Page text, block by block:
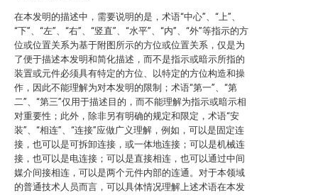
在本发明的描述中，需要说明的是，术语“中心”、“上”、
“下”、“左”、“右”、“竖直”、“水平”、“内”、“外”等指示的方
位或位置关系为基于附图所示的方位或位置关系，仅是为
了便于描述本发明和简化描述，而不是指示或暗示所指的
装置或元件必须具有特定的方位、以特定的方位构造和操
作，因此不能理解为对本发明的限制；术语“第一”、“第
二”、“第三”仅用于描述目的，而不能理解为指示或暗示相
对重要性；此外，除非另有明确的规定和限定，术语“安
装”、“相连”、“连接”应做广义理解，例如，可以是固定连
接，也可以是可拆卸连接，或一体地连接；可以是机械连
接，也可以是电连接；可以是直接相连，也可以通过中间
媒介间接相连，可以是两个元件内部的连通。对于本领域
的普通技术人员而言，可以具体情况理解上述术语在本发